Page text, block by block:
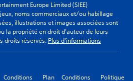
Europe Limited (SIEE)
noms commerciaux et/ou habillage
illustrations et images associées sont
la propriété en droit d'auteur de leurs
droits réservés. Plus d'informations
Conditions Plan Conditions Politique